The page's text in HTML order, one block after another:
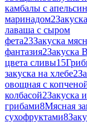
камбалы с
маринадом2
лаваша с сыром
фета23Закуска
фантазия2Закуска
цвета сливы15
закуска на хлебе2
овощная с
колбасой2Закуска
грибами8Мясная
сухофруктами8